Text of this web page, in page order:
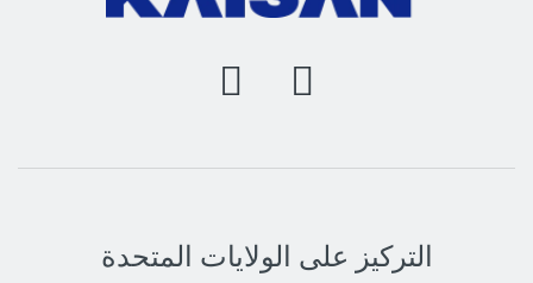
التركيز على الولايات المتحدة